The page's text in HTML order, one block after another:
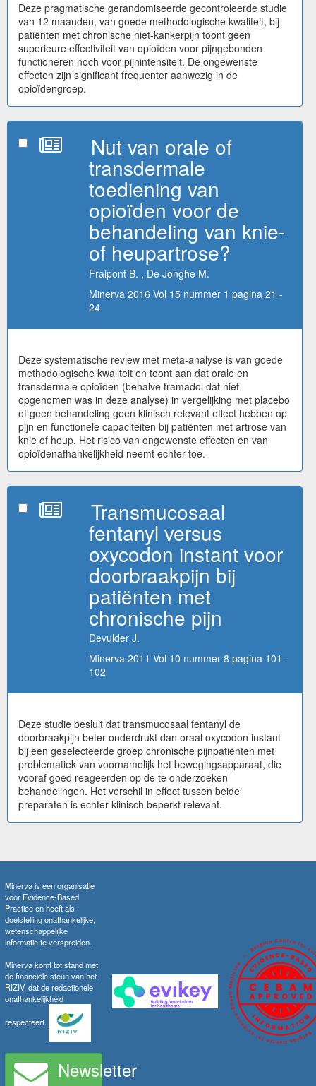
Deze pragmatische gerandomiseerde gecontroleerde studie
van 12 maanden, van goede methodologische kwaliteit, bij
patiënten met chronische niet-kankerpijn toont geen
superieure effectiviteit van opioïden voor pijngebonden
functioneren noch voor pijnintensiteit. De ongewenste
effecten zijn significant frequenter aanwezig in de
opioïdengroep.
Nut van orale of
transdermale
toediening van
opioïden voor de
behandeling van knie-
of heupartrose?
Fraipont B. , De Jonghe M.
Minerva 2016 Vol 15 nummer 1 pagina 21 -
24
Deze systematische review met meta-analyse is van goede
methodologische kwaliteit en toont aan dat orale en
transdermale opioïden (behalve tramadol dat niet
opgenomen was in deze analyse) in vergelijking met placebo
of geen behandeling geen klinisch relevant effect hebben op
pijn en functionele capaciteiten bij patiënten met artrose van
knie of heup. Het risico van ongewenste effecten en van
opioïdenafhankelijkheid neemt echter toe.
Transmucosaal
fentanyl versus
oxycodon instant voor
doorbraakpijn bij
patiënten met
chronische pijn
Devulder J.
Minerva 2011 Vol 10 nummer 8 pagina 101 -
102
Deze studie besluit dat transmucosaal fentanyl de
doorbraakpijn beter onderdrukt dan oraal oxycodon instant
bij een geselecteerde groep chronische pijnpatiënten met
problematiek van voornamelijk het bewegingsapparaat, die
vooraf goed reageerden op de te onderzoeken
behandelingen. Het verschil in effect tussen beide
preparaten is echter klinisch beperkt relevant.
Minerva is een organisatie
voor Evidence-Based
Practice en heeft als
doelstelling onafhankelijke,
wetenschappelijke
informatie te verspreiden.
Minerva komt tot stand met
de financiële steun van het
RIZIV, dat de redactionele
onafhankelijkheid
respecteert.
Newsletter